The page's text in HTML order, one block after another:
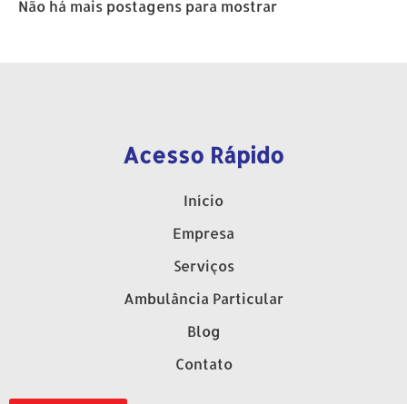
Não há mais postagens para mostrar
Acesso Rápido
Início
Empresa
Serviços
Ambulância Particular
Blog
Contato